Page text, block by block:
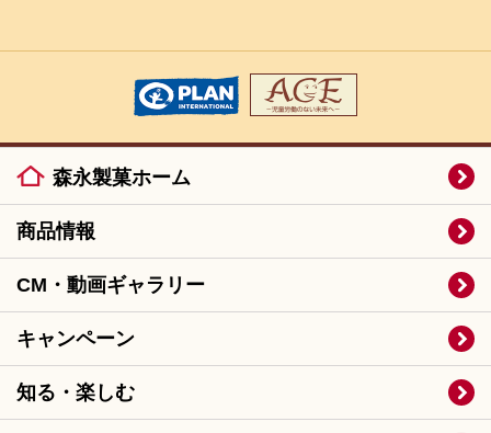
森永製菓ホーム
商品情報
CM・動画ギャラリー
キャンペーン
知る・楽しむ